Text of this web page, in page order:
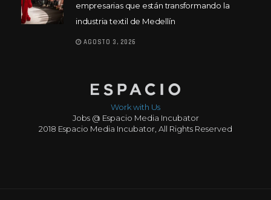
empresarias que están transformando la
industria textil de Medellín
AGOSTO 3, 2026
Work with Us
Jobs @ Espacio Media Incubator
2018 Espacio Media Incubator, All Rights Reserved